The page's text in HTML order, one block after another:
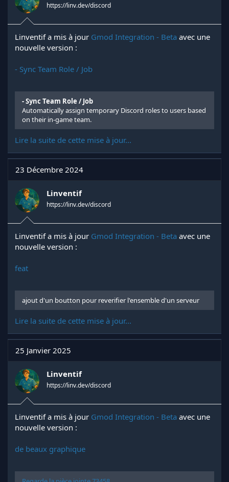
https://linv.dev/discord
Linventif a mis à jour Gmod Integration - Beta avec une
nouvelle version :
- Sync Team Role / Job
- Sync Team Role / Job
Automatically assign temporary Discord roles to users based
on their in-game team.
Lire la suite de cette mise à jour...
23 Décembre 2024
Linventif
https://linv.dev/discord
Linventif a mis à jour Gmod Integration - Beta avec une
nouvelle version :
feat
ajout d'un boutton pour reverifier l'ensemble d'un serveur
Lire la suite de cette mise à jour...
25 Janvier 2025
Linventif
https://linv.dev/discord
Linventif a mis à jour Gmod Integration - Beta avec une
nouvelle version :
de beaux graphique